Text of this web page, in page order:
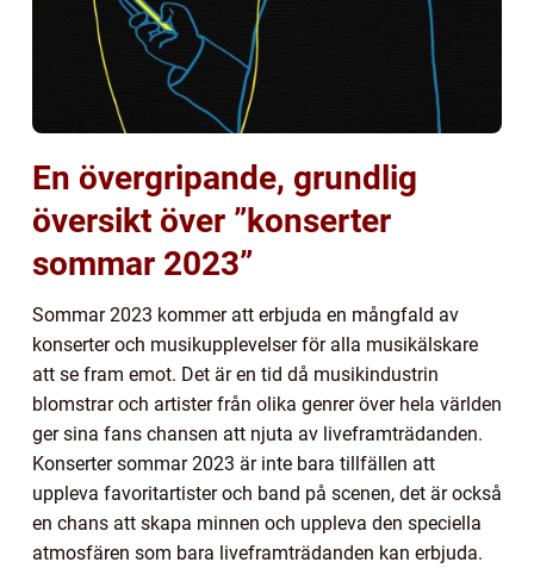
En övergripande, grundlig
översikt över ”konserter
sommar 2023”
Sommar 2023 kommer att erbjuda en mångfald av
konserter och musikupplevelser för alla musikälskare
att se fram emot. Det är en tid då musikindustrin
blomstrar och artister från olika genrer över hela världen
ger sina fans chansen att njuta av liveframträdanden.
Konserter sommar 2023 är inte bara tillfällen att
uppleva favoritartister och band på scenen, det är också
en chans att skapa minnen och uppleva den speciella
atmosfären som bara liveframträdanden kan erbjuda.